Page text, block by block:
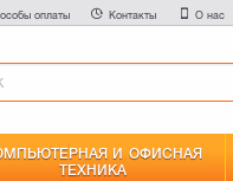
оплаты Контакты О нас
И ОФИСНАЯ
ТЕХНИКА